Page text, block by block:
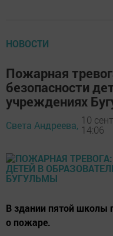
НОВОСТИ
Пожарная
безопасности
учреждениях
Света Андреева, 10
14:06
В здании пятой школы
о пожаре.